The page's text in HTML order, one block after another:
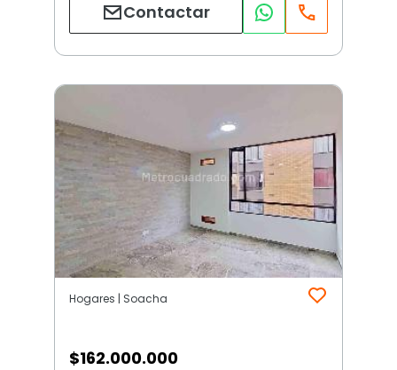
Contactar
Hogares | Soacha
$162.000.000